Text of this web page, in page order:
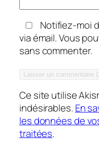
Notifiez-moi
via émail. Vous
sans commenter.
Ce site utilise
indésirables. En
les données de
traitées.